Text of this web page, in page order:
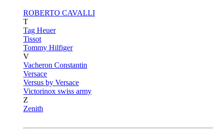
ROBERTO CAVALLI
T
Tag Heuer
Tissot
Tommy Hilfiger
V
Vacheron Constantin
Versace
Versus by Versace
Victorinox swiss army
Z
Zenith